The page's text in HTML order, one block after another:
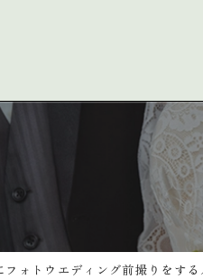
ォトウエディング前撮りをする